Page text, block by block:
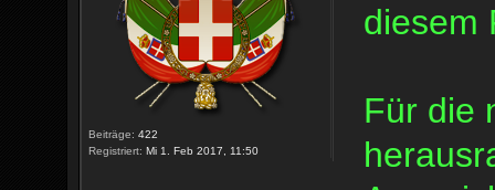
Beiträge: 422
Registriert: Mi 1. Feb 2017, 11:50
diesem
Für die